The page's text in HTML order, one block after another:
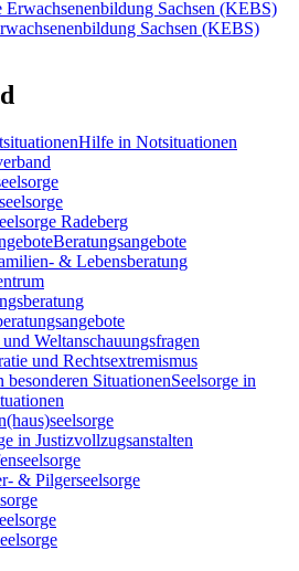
Sachsen (KEBS)
Hilfe in Notsituationen
Radeberg
Beratungsangebote
& Lebensberatung
Weltanschauungsfragen
und Rechtsextremismus
Seelsorge in
in Justizvollzugsanstalten
& Pilgerseelsorge